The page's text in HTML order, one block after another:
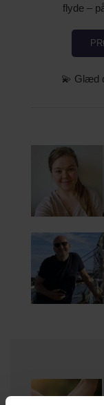
flyde –
💫 Glæd